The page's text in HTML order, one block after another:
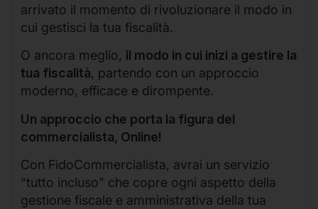
arrivato il momento di rivoluzionare il modo in
cui gestisci la tua fiscalità.
O ancora meglio, il modo in cui inizi a gestire la
tua fiscalità, partendo con un approccio
moderno, efficace e dirompente.
Un approccio che porta la figura del
commercialista, Online!
Con FidoCommercialista, avrai un servizio
“tutto incluso” che copre ogni aspetto della
gestione fiscale e amministrativa della tua